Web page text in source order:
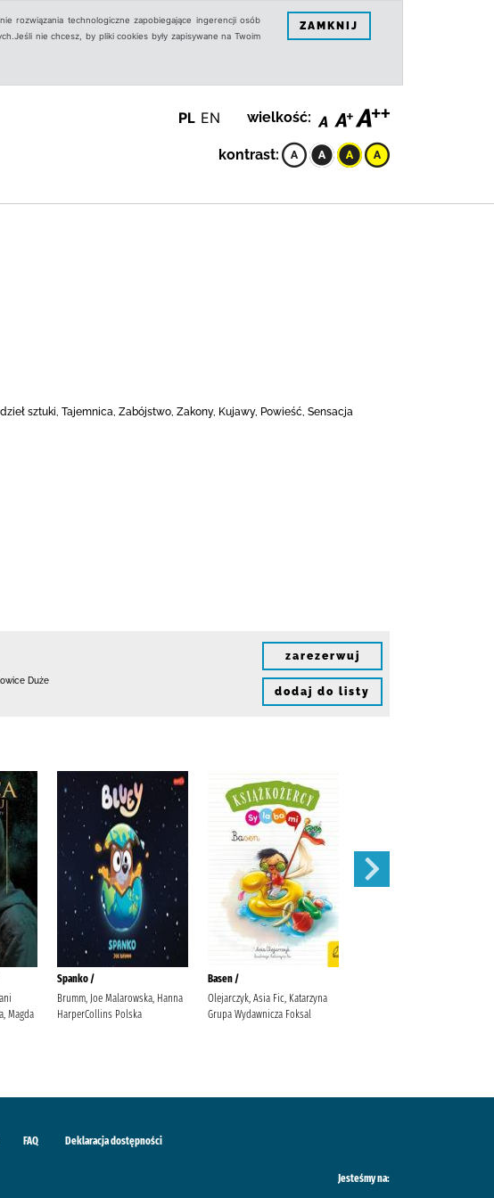
rozwiązania technologiczne zapobiegające ingerencji osób
nie chcesz, by pliki cookies były zapisywane na Twoim
ZAMKNIJ
PL EN wielkość:
kontrast:
sztuki, Tajemnica, Zabójstwo, Zakony, Kujawy, Powieść, Sensacja
Duże
zarezerwuj
dodaj do listy
Magda
Spanko /
Brumm, Joe Malarowska, Hanna
HarperCollins Polska
Basen /
Olejarczyk, Asia Fic, Katarzyna
Grupa Wydawnicza Foksal
FAQ Deklaracja dostępności
Jesteśmy na: